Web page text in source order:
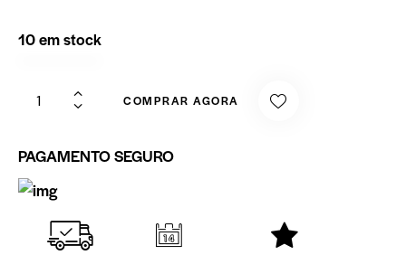
10 em stock
COMPRAR AGORA
PAGAMENTO SEGURO